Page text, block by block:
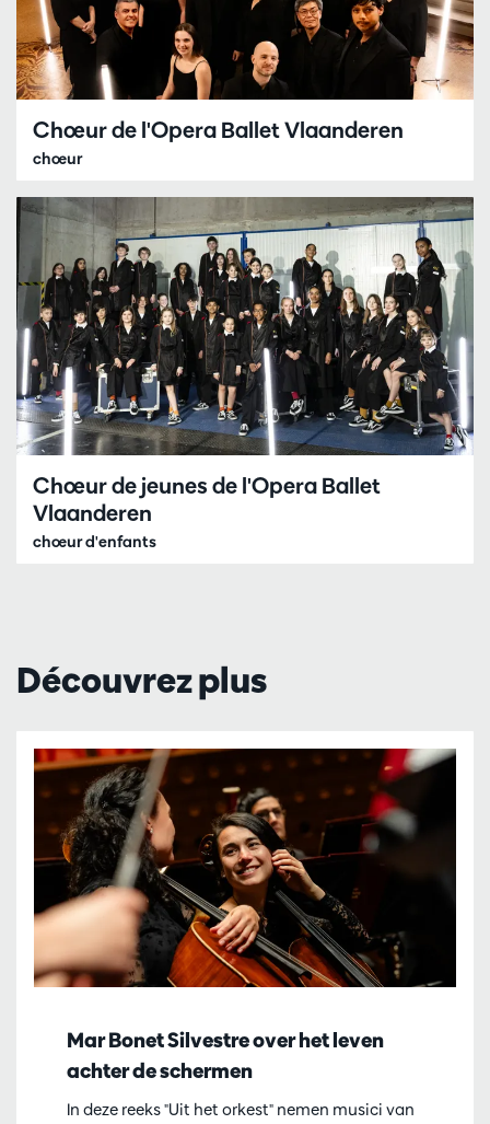
Chœur de l'Opera Ballet Vlaanderen
chœur
Chœur de jeunes de l'Opera Ballet
Vlaanderen
chœur d'enfants
Découvrez plus
Mar Bonet Silvestre over het leven
achter de schermen
In deze reeks "Uit het orkest" nemen musici van